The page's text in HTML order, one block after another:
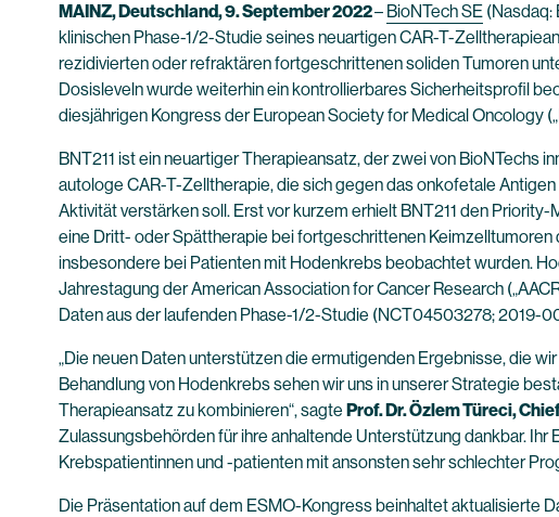
MAINZ, Deutschland, 9. September 2022– BioNTech SE (Nasdaq:
klinischen Phase-1/2-Studie seines neuartigen CAR-T-
rezidivierten oder refraktären fortgeschrittenen soliden Tumoren
Dosisleveln wurde weiterhin ein kontrollierbares Sicherheitsprofil
diesjährigen Kongress der European Society for Medical Oncology
BNT211 ist ein neuartiger Therapieansatz, der zwei von
autologe CAR-T-Zelltherapie, die sich gegen das onkofetale
Aktivität verstärken soll. Erst vor kurzem erhielt BNT211 den
eine Dritt- oder Spättherapie bei fortgeschrittenen
insbesondere bei Patienten mit Hodenkrebs beobachtet wurden.
Jahrestagung der American Association for Cancer Research
Daten aus der laufenden Phase-1/2-Studie (NCT04503278; 2019-
„Die neuen Daten unterstützen die ermutigenden Ergebnisse, die
Behandlung von Hodenkrebs sehen wir uns in unserer Strategie
Therapieansatz zu kombinieren“, sagte Prof. Dr. Özlem Türeci,
Zulassungsbehörden für ihre anhaltende Unterstützung dankbar.
Krebspatientinnen und -patienten mit ansonsten sehr schlechter
Die Präsentation auf dem ESMO-Kongress beinhaltet aktualisierte